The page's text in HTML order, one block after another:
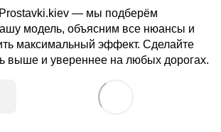
— мы подберём
модель, объясним все нюансы и
максимальный эффект. Сделайте
выше и увереннее на любых дорогах.